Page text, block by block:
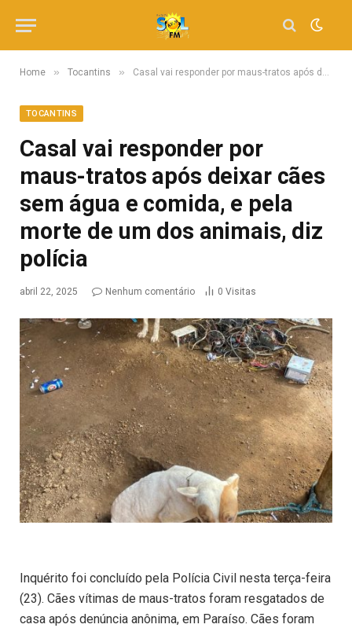
Home » Tocantins » Casal vai responder por maus-tratos após deixar cães sem água e comida, e pela morte de um dos animais, diz polícia
TOCANTINS
Casal vai responder por
maus-tratos após deixar cães
sem água e comida, e pela
morte de um dos animais, diz
polícia
abril 22, 2025 Nenhum comentário 0 Visitas
Inquérito foi concluído pela Polícia Civil nesta terça-feira
(23). Cães vítimas de maus-tratos foram resgatados de
casa após denúncia anônima, em Paraíso. Cães foram